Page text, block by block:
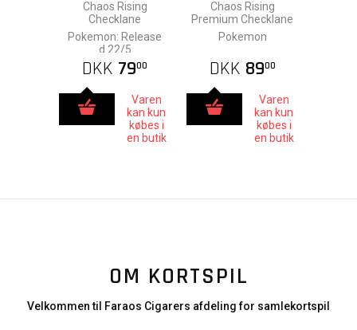
Chaos Rising
Checklane
Pokemon: Release
d.22/5
DKK 7900
Varen
kan kun
købes i
en butik
Chaos Rising
Premium Checklane
Pokemon
DKK 8900
Varen
kan kun
købes i
en butik
OM KORTSPIL
Velkommen til Faraos Cigarers afdeling for samlekortspil